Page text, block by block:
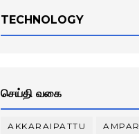
TECHNOLOGY
செய்தி வகை
AKKARAIPATTU